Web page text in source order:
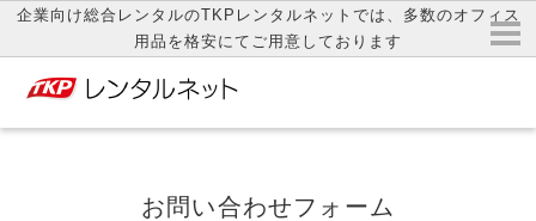
企業向け総合レンタルのTKPレンタルネットでは、多数のオフィス
用品を格安にてご用意しております
お問い合わせフォーム